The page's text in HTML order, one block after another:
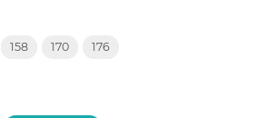
158 170 176